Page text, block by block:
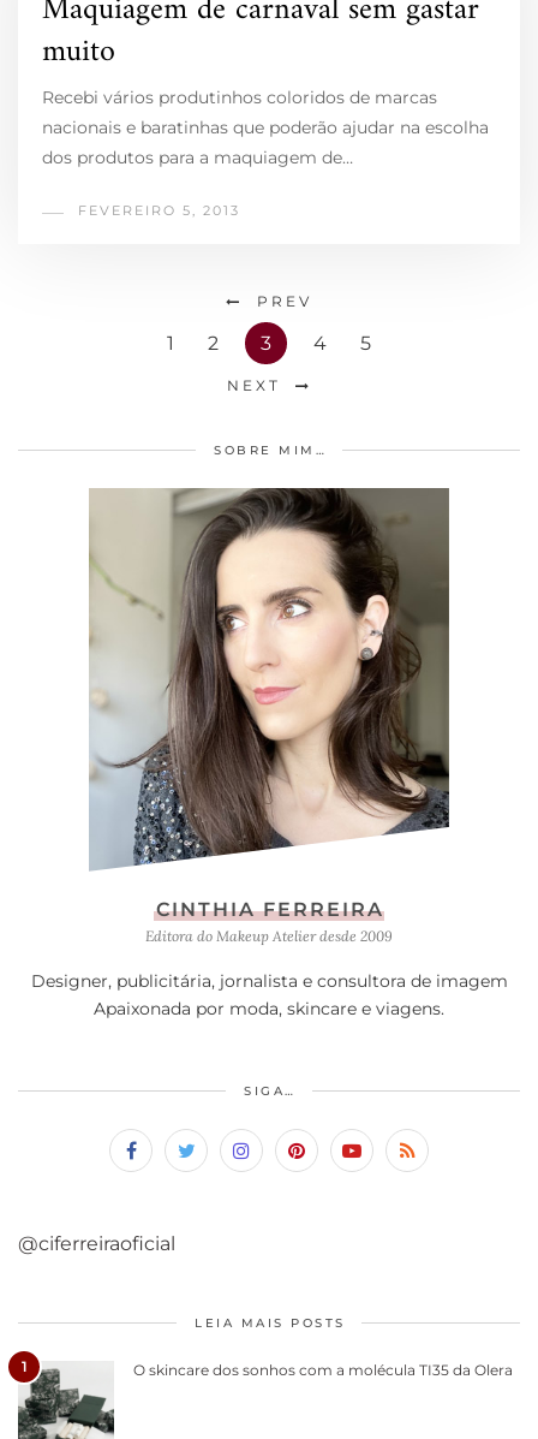
muito
Recebi vários produtinhos coloridos de marcas
nacionais e baratinhas que poderão ajudar na escolha
dos produtos para a maquiagem de…
FEVEREIRO 5, 2013
PREV
1 2 3 4 5
NEXT
SOBRE MIM…
CINTHIA FERREIRA
Editora do Makeup Atelier desde 2009
Designer, publicitária, jornalista e consultora de imagem
Apaixonada por moda, skincare e viagens.
SIGA…
@ciferreiraoficial
LEIA MAIS POSTS
1 O skincare dos sonhos com a molécula TI35 da Olera